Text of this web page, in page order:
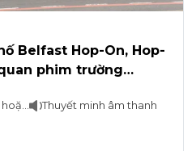
Belfast Hop-On, Hop-
phim trường
Thuyết minh âm thanh